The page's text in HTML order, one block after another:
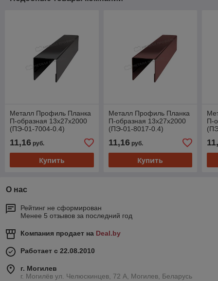
Металл Профиль Планка
П-образная 13х27х2000
(ПЭ-01-7004-0.4)
11,16 руб.
Купить
Металл Профиль Планка
П-образная 13х27х2000
(ПЭ-01-8017-0.4)
11,16руб.
Купить
П-
О нас
Рейтинг не сформирован
Менее 5 отзывов за последний год
Компания продает на Deal.by
Работает с 22.08.2010
г. Могилев
г. Могилёв ул. Челюскинцев, 72 А, Могилев, Беларусь